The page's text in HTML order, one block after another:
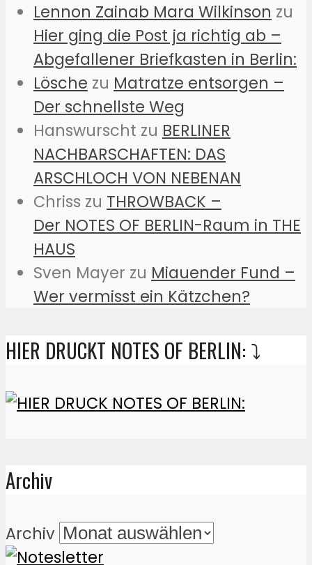
Lennon Zainab Mara Wilkinson zu
Hier ging die Post ja richtig ab –
Abgefallener Briefkasten in Berlin:
Lösche zu Matratze entsorgen –
Der schnellste Weg
Hanswurscht zu BERLINER
NACHBARSCHAFTEN: DAS
ARSCHLOCH VON NEBENAN
Chriss zu THROWBACK –
Der NOTES OF BERLIN-Raum in THE
HAUS
Sven Mayer zu Miauender Fund –
Wer vermisst ein Kätzchen?
HIER DRUCKT NOTES OF BERLIN: ⤵️
Archiv
Archiv